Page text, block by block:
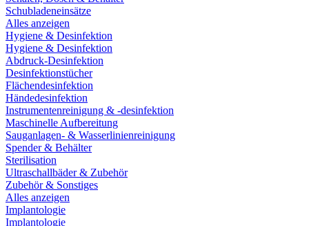
Schubladeneinsätze
Alles anzeigen
Hygiene & Desinfektion
Hygiene & Desinfektion
Abdruck-Desinfektion
Desinfektionstücher
Flächendesinfektion
Händedesinfektion
Instrumentenreinigung & -desinfektion
Maschinelle Aufbereitung
Sauganlagen- & Wasserlinienreinigung
Spender & Behälter
Sterilisation
Ultraschallbäder & Zubehör
Zubehör & Sonstiges
Alles anzeigen
Implantologie
Implantologie